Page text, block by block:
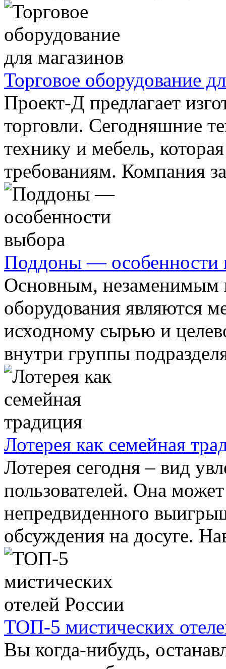
Торговое оборудование
Проект-Д предлагает
торговли. Сегодняшние
технику и мебель,
требованиям. Компания
Поддоны — особенности
Основным, незаменимым
оборудования являются
исходному сырью и
внутри группы
Лотерея как семейная
Лотерея сегодня – вид
пользователей. Она
непредвиденного
обсуждения на досуге.
ТОП-5 мистических
Вы когда-нибудь,